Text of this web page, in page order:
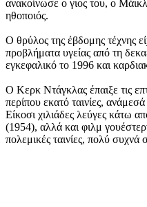
ανακοίνωσε ο γιος του, ο
ηθοποιός.
Ο θρύλος της έβδομης τέχνης
προβλήματα υγείας από τη
εγκεφαλικό το 1996 και
Ο Κερκ Ντάγκλας έπαιξε τις
περίπου εκατό ταινίες,
Είκοσι χιλιάδες λεύγες κάτω
(1954), αλλά και φιλμ
πολεμικές ταινίες, πολύ